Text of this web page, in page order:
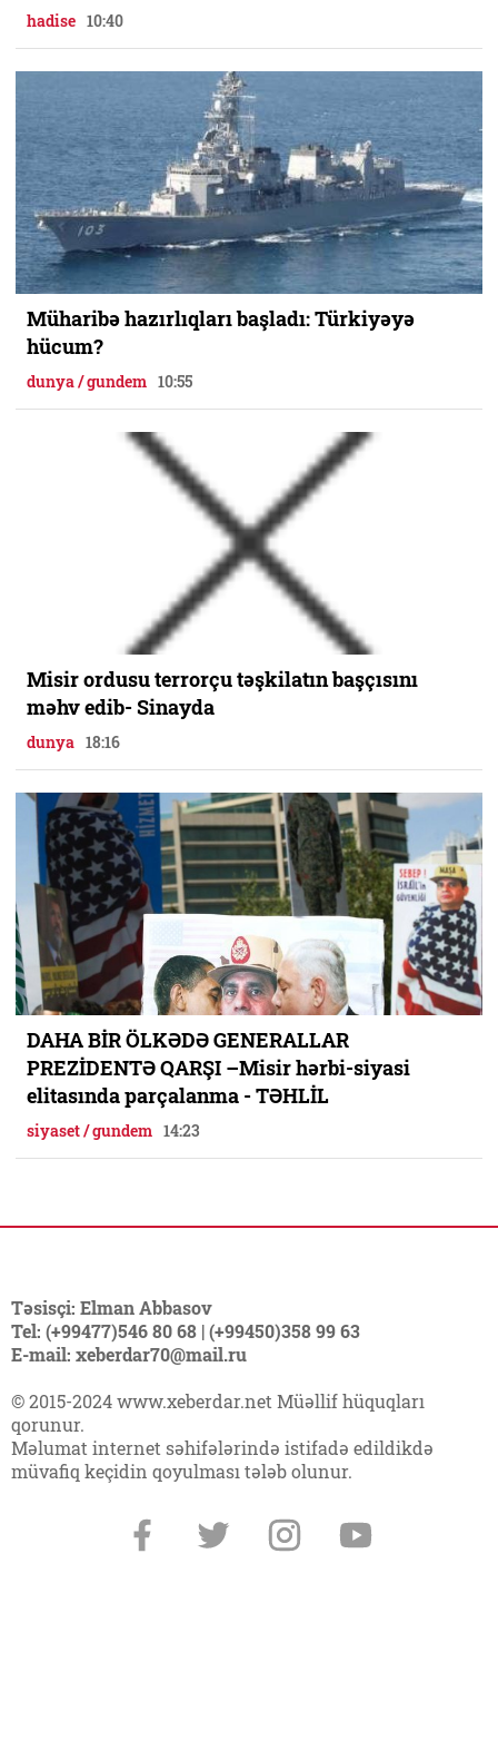
hadise 10:40
Müharibə hazırlıqları başladı: Türkiyəyə
hücum?
dunya / gundem 10:55
Misir ordusu terrorçu təşkilatın başçısını
məhv edib- Sinayda
dunya 18:16
DAHA BİR ÖLKƏDƏ GENERALLAR
PREZİDENTƏ QARŞI –Misir hərbi-siyasi
elitasında parçalanma - TƏHLİL
siyaset / gundem 14:23
Təsisçi: Elman Abbasov
Tel: (+99477)546 80 68 | (+99450)358 99 63
E-mail: xeberdar70@mail.ru
© 2015-2024 www.xeberdar.net Müəllif hüquqları
qorunur.
Məlumat internet səhifələrində istifadə edildikdə
müvafiq keçidin qoyulması tələb olunur.